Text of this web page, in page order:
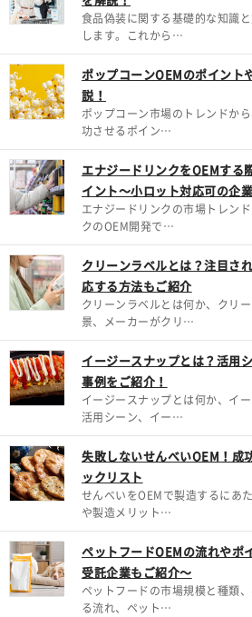
食品偽装に関する基礎的な知識
します。これから…
ポップコーンOEMのポイント
説！
ポップコーン市場のトレンドか
功させるポイン…
エナジードリンクをOEMする
イント～小ロット対応可の企
エナジードリンクの市場トレン
クのOEM開発で…
クリーンラベルとは？注目さ
応する方法もご紹介
クリーンラベルとは何か、クリ
景、メーカーがクリ…
イージースナップとは？活用
事例をご紹介！
イージースナップとは何か、イ
活用シーン、イー…
失敗しないせんべいOEM！成
ックリスト
せんべいをOEMで製造するにあ
や製造メリット…
ペットフードOEMの流れやポ
受託企業もご紹介～
ペットフードの市場規模と種類
る流れ、ペット…